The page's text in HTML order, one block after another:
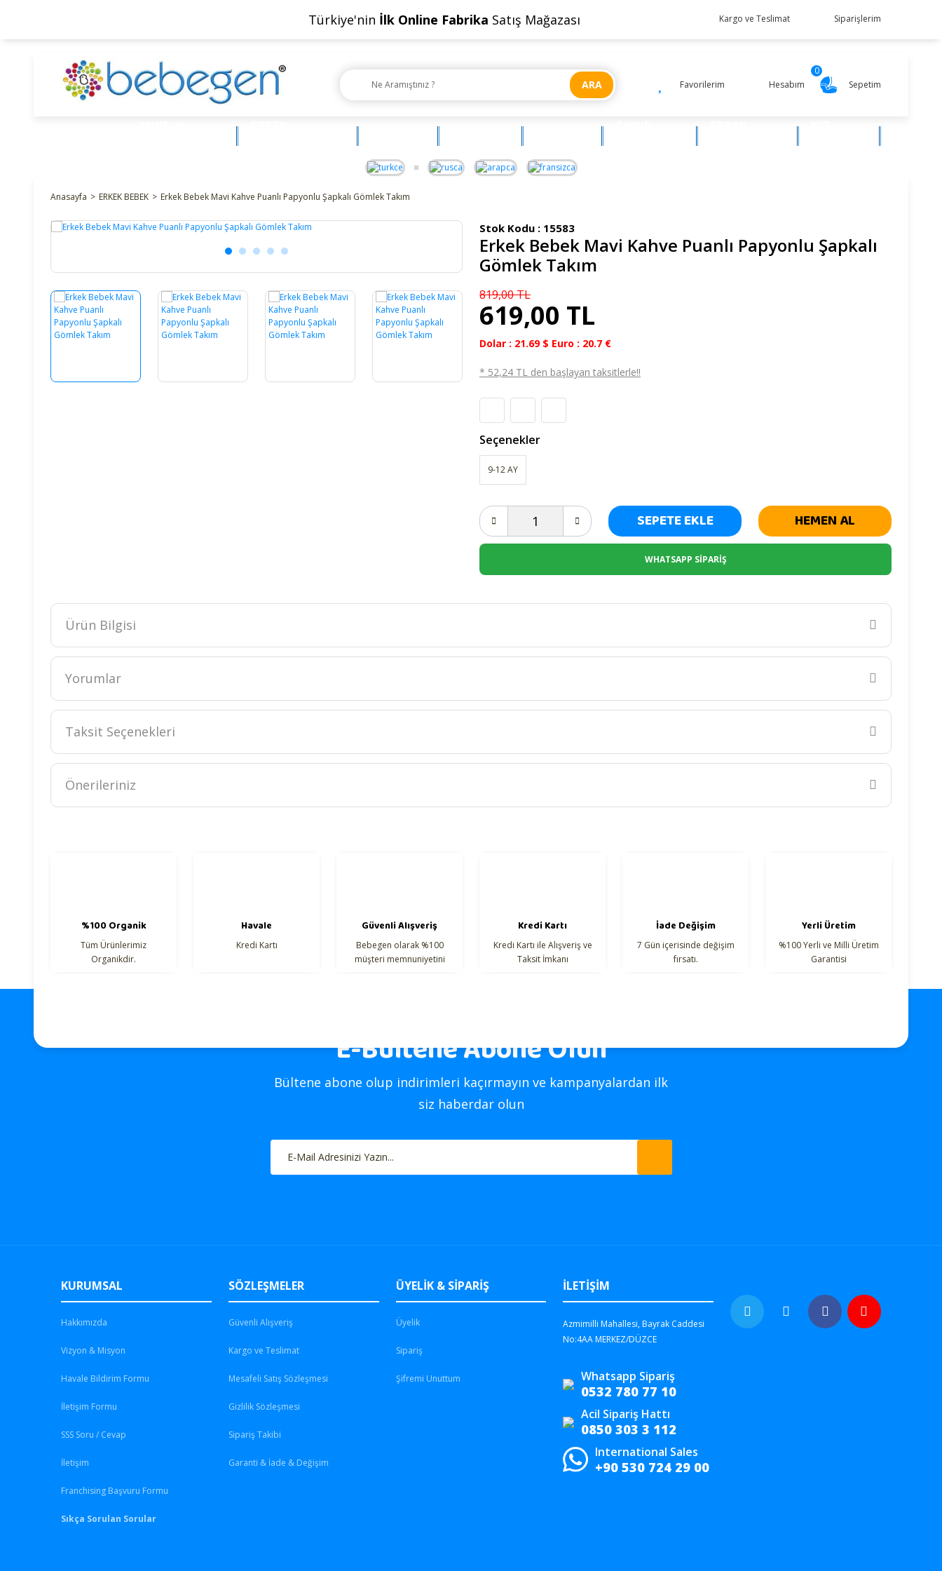
Türkiye'nin İlk Online Fabrika Satış Mağazası Kargo ve Teslimat Siparişlerim
ARA Favorilerim Hesabım
0
Sepetim
Anasayfa ERKEK BEBEK Erkek Bebek Mavi Kahve Puanlı Papyonlu Şapkalı Gömlek Takım
Stok Kodu : 15583
Erkek Bebek Mavi Kahve Puanlı Papyonlu Şapkalı
Gömlek Takım
819,00 TL
619,00 TL
Dolar : 21.69 $ Euro : 20.7 €
* 52,24 TL den başlayan taksitlerle!!
Seçenekler
9-12 AY
SEPETE EKLE HEMEN AL
WHATSAPP SİPARİŞ
Ürün Bilgisi
Yorumlar
Taksit Seçenekleri
Önerileriniz
Ürün bilgilerinde hatalar bulunuyor.
Ürün fiyatı diğer sitelerden daha pahalı.
Bu ürüne benzer farklı alternatifler olmalı.
Gönder
%100 Organik
Tüm Ürünlerimiz
Organikdir.
Havale
Kredi Kartı
Güvenli Alışveriş
Bebegen olarak %100
müşteri memnuniyetini
Kredi Kartı
Kredi Kartı ile Alışveriş ve
Taksit İmkanı
İade Değişim
7 Gün içerisinde değişim
fırsatı.
Yerli Üretim
%100 Yerli ve Milli Üretim
Garantisi
E-Bültene Abone Olun
Bültene abone olup indirimleri kaçırmayın ve kampanyalardan ilk
siz haberdar olun
KURUMSAL
Hakkımızda
Vizyon & Misyon
Havale Bildirim Formu
İletişim Formu
SSS Soru / Cevap
İletişim
Franchising Başvuru Formu
Sıkça Sorulan Sorular
SÖZLEŞMELER
Güvenli Alışveriş
Kargo ve Teslimat
Mesafeli Satış Sözleşmesi
Gizlilik Sözleşmesi
Sipariş Takibi
Garanti & İade & Değişim
ÜYELİK & SİPARİŞ
Üyelik
Sipariş
Şifremi Unuttum
İLETİŞİM
Azmimilli Mahallesi, Bayrak Caddesi
No:4AA MERKEZ/DÜZCE
Whatsapp Sipariş
0532 780 77 10
Acil Sipariş Hattı
0850 303 3 112
International Sales
+90 530 724 29 00